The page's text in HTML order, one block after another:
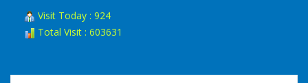
Visit Today : 924
Total Visit : 603631